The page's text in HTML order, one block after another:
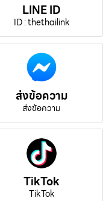
LINE ID
ID : thethailink
ส่งข้อความ
ส่งข้อความ
TikTok
TikTok